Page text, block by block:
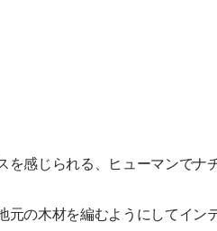
を感じられる、ヒューマンでナ
の木材を編むようにしてイン